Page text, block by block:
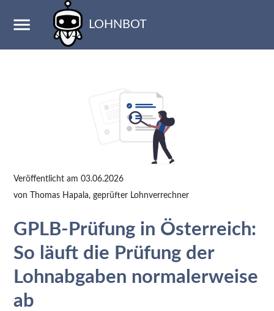
LOHNBOT
Veröffentlicht am 03.06.2026
von
Thomas Hapala, geprüfter Lohnverrechner
GPLB-Prüfung in Österreich:
So läuft die Prüfung der
Lohnabgaben normalerweise
ab